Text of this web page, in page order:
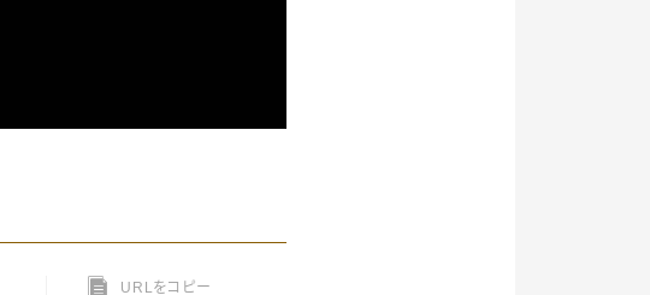
URLをコピー